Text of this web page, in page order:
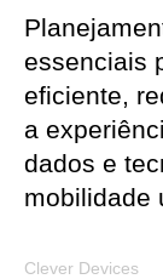
essenciais
eficiente,
a
dados e
mobilidade
Clever Devices